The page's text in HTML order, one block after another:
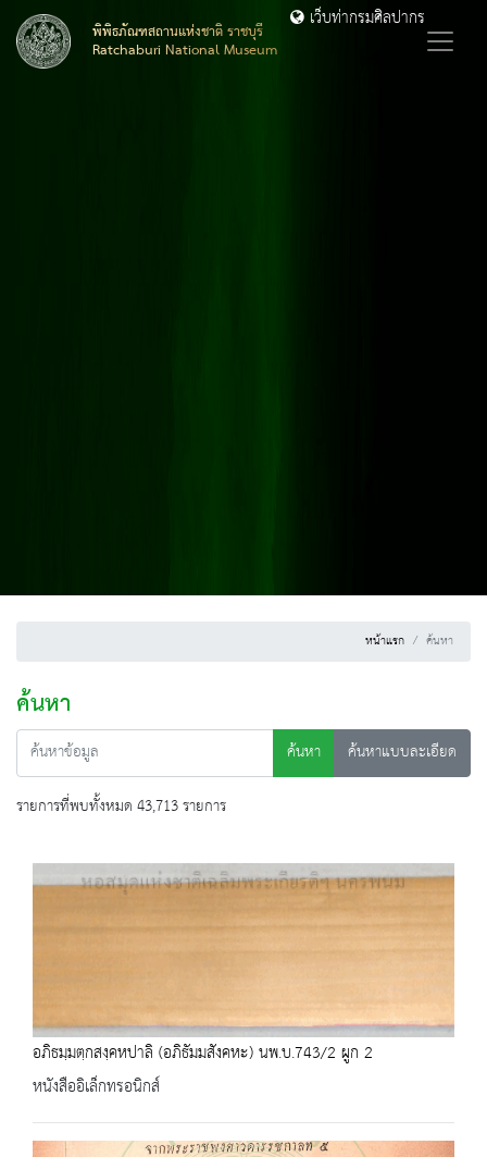
พิพิธภัณฑสถานแห่งชาติ ราชบุรี
Ratchaburi National Museum
เว็บท่ากรมศิลปากร
หน้าแรก ค้นหา
ค้นหา
ค้นหา
ค้นหาแบบละเอียด
รายการที่พบทั้งหมด 43,713 รายการ
อภิธมฺมตฺกสงฺคหปาลิ (อภิธัมมสังคหะ) นพ.บ.743/2 ผูก 2
หนังสืออิเล็กทรอนิกส์